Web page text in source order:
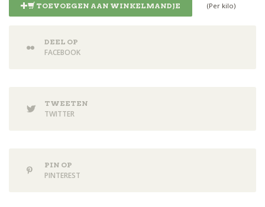
TOEVOEGEN AAN WINKELMANDJE (Per kilo)
DEEL OP
FACEBOOK
TWEETEN
TWITTER
PIN OP
PINTEREST